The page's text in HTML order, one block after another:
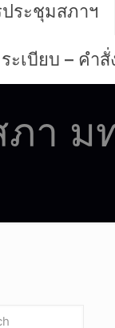
ระชุมสภาฯ
ะเบียบ – คำสั่
ภา ม